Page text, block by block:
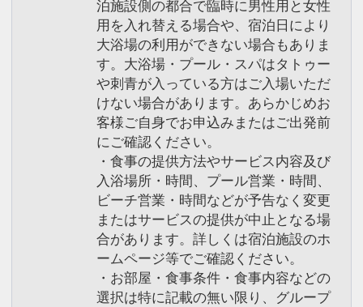
泊施設側の都合で臨時に男性用と女性
用を入れ替える場合や、宿泊日により
大浴場の利用ができない場合もありま
す。大浴場・プール・スパはタトゥー
や刺青が入っている方はご入場いただ
けない場合があります。あらかじめお
客様ご自身でお申込みまたはご出発前
にご確認ください。
・食事の提供方法やサービス内容及び
入浴場所・時間、プール営業・時間、
ビーチ営業・時間などが予告なく変更
またはサービスの提供が中止となる場
合があります。詳しくは宿泊施設のホ
ームページ等でご確認ください。
・お部屋・食事条件・食事内容などの
選択は特に記載の無い限り、グループ